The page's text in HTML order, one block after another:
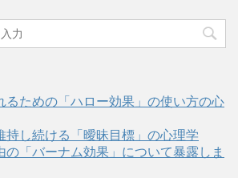
るための「ハロー効果」の使い方の心
持し続ける「曖昧目標」の心理学
の「バーナム効果」について暴露しま